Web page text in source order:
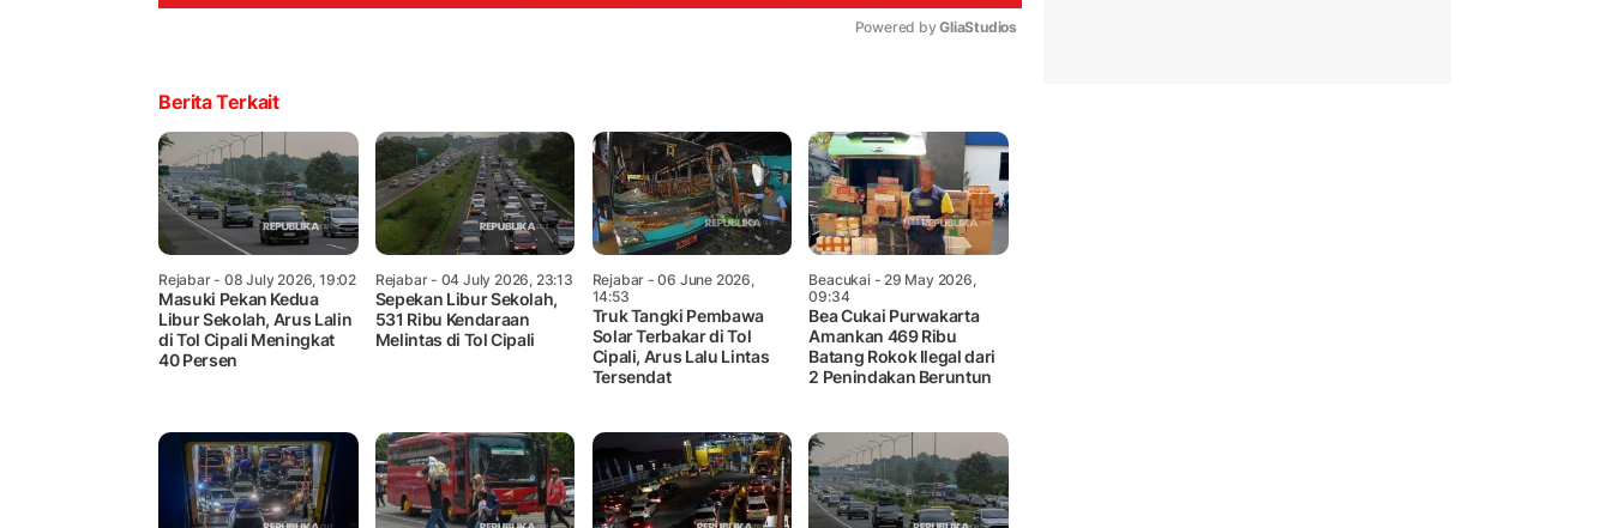
Powered by GliaStudios
Berita Terkait
Rejabar- 08 July 2026, 19:02
Masuki Pekan Kedua
Libur Sekolah, Arus Lalin
di Tol Cipali Meningkat
40 Persen
Rejabar- 04 July 2026, 23:13
Sepekan Libur Sekolah,
531 Ribu Kendaraan
Melintas di Tol Cipali
Rejabar - 06 June 2026,
14:53
Truk Tangki Pembawa
Solar Terbakar di Tol
Cipali, Arus Lalu Lintas
Tersendat
Beacukai- 29 May 2026,
09:34
Bea Cukai Purwakarta
Amankan 469 Ribu
Batang Rokok Ilegal dari
2 Penindakan Beruntun